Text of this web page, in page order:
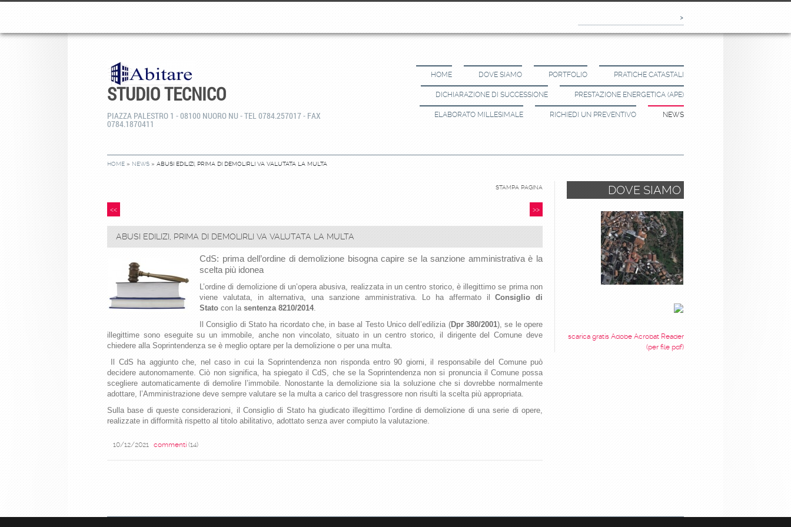
STUDIO TECNICO
PIAZZA PALESTRO 1 - 08100 NUORO NU - TEL 0784.257017 - FAX
0784.1870411
HOME DOVE SIAMO PORTFOLIO PRATICHE CATASTALI
DICHIARAZIONE DI SUCCESSIONE PRESTAZIONE ENERGETICA (APE)
ELABORATO MILLESIMALE RICHIEDI UN PREVENTIVO NEWS
HOME » NEWS » ABUSI EDILIZI, PRIMA DI DEMOLIRLI VA VALUTATA LA MULTA
STAMPA PAGINA
<< >>
ABUSI EDILIZI, PRIMA DI DEMOLIRLI VA VALUTATA LA MULTA
CdS: prima dell’ordine di demolizione bisogna capire se la sanzione amministrativa è la
scelta più idonea
L’ordine di demolizione di un’opera abusiva, realizzata in un centro storico, è illegittimo se prima non
viene valutata, in alternativa, una sanzione amministrativa. Lo ha affermato ilConsiglio di
Stato con la sentenza 8210/2014.
Il Consiglio di Stato ha ricordato che, in base al Testo Unico dell’edilizia (Dpr 380/2001), se le opere
illegittime sono eseguite su un immobile, anche non vincolato, situato in un centro storico, il dirigente del Comune deve
chiedere alla Soprintendenza se è meglio optare per la demolizione o per una multa.
Il CdS ha aggiunto che, nel caso in cui la Soprintendenza non risponda entro 90 giorni, il responsabile del Comune può
decidere autonomamente.Ciò non significa, ha spiegato il CdS, che se la Soprintendenza non si pronuncia il Comune possa
scegliere automaticamente di demolire l’immobile. Nonostante la demolizione sia la soluzione che si dovrebbe normalmente
adottare, l’Amministrazione deve sempre valutare se la multa a carico del trasgressore non risulti la scelta più appropriata.
Sulla base di queste considerazioni, il Consiglio di Stato ha giudicato illegittimo l’ordine di demolizione di una serie di opere,
realizzate in difformità rispetto al titolo abilitativo, adottato senza aver compiuto la valutazione.
10/12/2021 commenti (14)
DOVE SIAMO
scarica gratis Adobe Acrobat Reader
(per file pdf)